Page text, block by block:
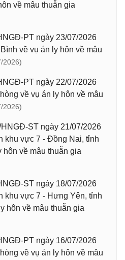
về mâu thuẫn gia
PT ngày 23/07/2026
về vụ án ly hôn về mâu
2026)
PT ngày 22/07/2026
về vụ án ly hôn về mâu
2026)
ST ngày 21/07/2026
khu vực 7 - Đồng Nai, tỉnh
về mâu thuẫn gia
ST ngày 18/07/2026
khu vực 7 - Hưng Yên, tỉnh
hôn về mâu thuẫn gia
PT ngày 16/07/2026
về vụ án ly hôn về mâu